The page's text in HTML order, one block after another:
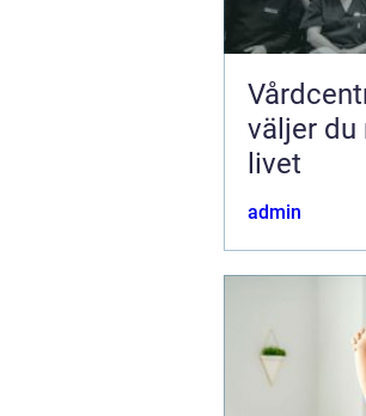
väljer du
livet
admin